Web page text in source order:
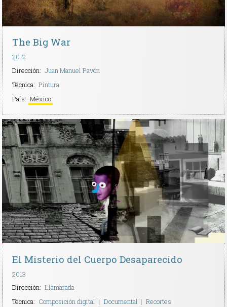
The Big War
2012
Dirección: Juan Manuel Pavón
Técnica: Pintura
País: México
El Misterio del Cuerpo Desaparecido
2013
Dirección: Llamarada
Técnica: Composición digital Documental
Recortes